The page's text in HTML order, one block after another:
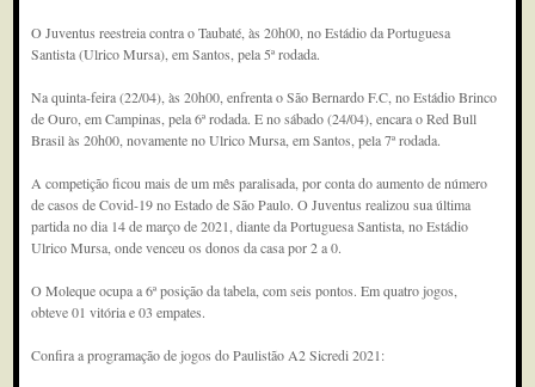
O Juventus reestreia contra o Taubaté, às 20h00, no Estádio da Portuguesa
Santista (Ulrico Mursa), em Santos, pela 5ª rodada.
Na quinta-feira (22/04), às 20h00, enfrenta o São Bernardo F.C, no Estádio Brinco
de Ouro, em Campinas, pela 6ª rodada. E no sábado (24/04), encara o Red Bull
Brasil às 20h00, novamente no Ulrico Mursa, em Santos, pela 7ª rodada.
A competição ficou mais de um mês paralisada, por conta do aumento de número
de casos de Covid-19 no Estado de São Paulo. O Juventus realizou sua última
partida no dia 14 de março de 2021, diante da Portuguesa Santista, no Estádio
Ulrico Mursa, onde venceu os donos da casa por 2 a 0.
O Moleque ocupa a 6ª posição da tabela, com seis pontos. Em quatro jogos,
obteve 01 vitória e 03 empates.
Confira a programação de jogos do Paulistão A2 Sicredi 2021: